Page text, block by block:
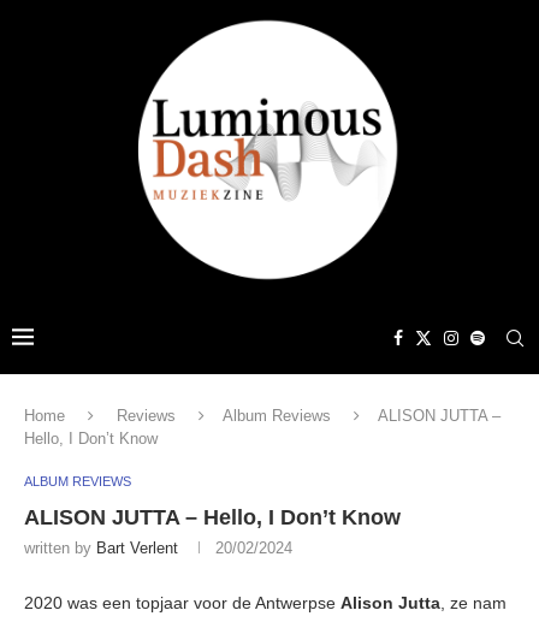
Home Reviews Album Reviews
ALISON JUTTA –
Hello, I Don’t Know
ALBUM REVIEWS
ALISON JUTTA – Hello, I Don’t Know
written by Bart Verlent 20/02/2024
2020 was een topjaar voor de Antwerpse Alison Jutta, ze nam